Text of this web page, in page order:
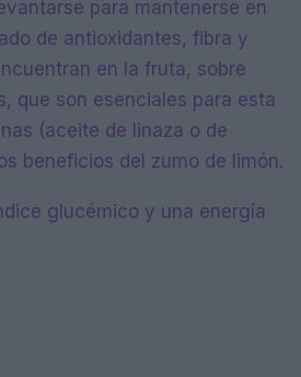
para mantenerse en
de antioxidantes, fibra y
en la fruta, sobre
que son esenciales para esta
(aceite de linaza o de
beneficios del zumo de limón.
glucémico y una energía